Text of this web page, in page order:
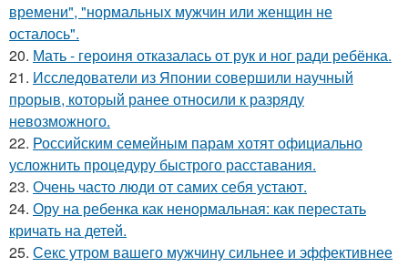
времени", "нормальных мужчин или женщин не
осталось".
20. Мать - героиня отказалась от рук и ног ради ребёнка.
21. Исследователи из Японии совершили научный
прорыв, который ранее относили к разряду
невозможного.
22. Российским семейным парам хотят официально
усложнить процедуру быстрого расставания.
23. Очень часто люди от самих себя устают.
24. Ору на ребенка как ненормальная: как перестать
кричать на детей.
25. Секс утром вашего мужчину сильнее и эффективнее